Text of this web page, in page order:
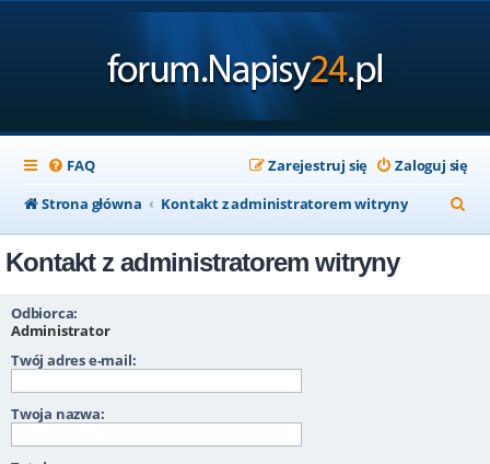
FAQ Zaloguj się
Zarejestruj się
Strona główna
Kontakt z administratorem witryny
z
Kontakt z administratorem witryny
Odbiorca:
Administrator
Twój adres e-mail:
Twoja nazwa: